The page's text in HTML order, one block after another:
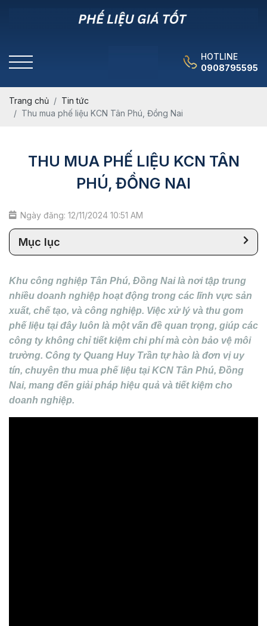
HOTLINE
0908795595
Trang chủ
Tin tức
Thu mua phế liệu KCN Tân Phú, Đồng Nai
THU MUA PHẾ LIỆU KCN TÂN
PHÚ, ĐỒNG NAI
Ngày đăng: 12/11/2024 10:51 AM
Mục lục
Khu công nghiệp Tân Phú, Đồng Nai là nơi tập trung
nhiều doanh nghiệp hoạt động trong các lĩnh vực sản
xuất, chế tạo, và công nghiệp. Việc xử lý và thu gom
phế liệu tại đây luôn là một vấn đề quan trọng, giúp các
công ty không chỉ tiết kiệm chi phí mà còn bảo vệ môi
trường. Công ty Quang Huy Trần tự hào là đơn vị uy
tín, chuyên thu mua phế liệu tại KCN Tân Phú, Đồng
Nai, mang đến giải pháp hiệu quả và tiết kiệm cho
doanh nghiệp.